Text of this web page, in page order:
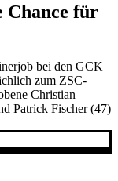
Chance für
bei den GCK
zum ZSC-
Christian
Patrick Fischer (47)